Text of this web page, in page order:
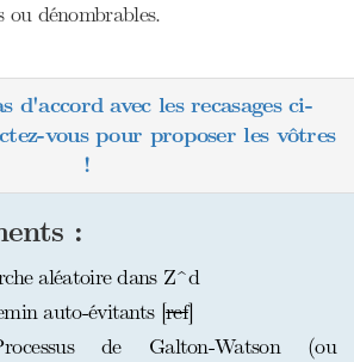
ou dénombrables.
d'accord avec les recasages ci-
vous pour proposer les vôtres
!
:
aléatoire dans Z^d
auto-évitants [ref]
de Galton-Watson (ou